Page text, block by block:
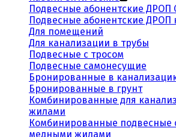
Подвесные абонентские ДРОП
Подвесные абонентские ДРОП
Для помещений
Для канализации в трубы
Подвесные с тросом
Подвесные самонесущие
Бронированные в
Бронированные в грунт
Комбинированные для
жилами
Комбинированные подвесные
медными жилами